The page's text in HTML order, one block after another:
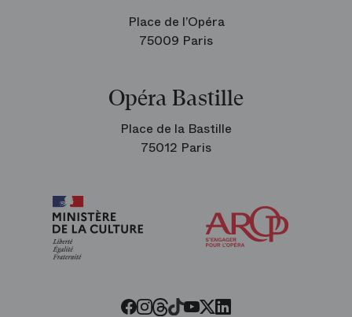
Place de l’Opéra
75009 Paris
Opéra Bastille
Place de la Bastille
75012 Paris
Facebook
Instagram
Threads
Tiktok
Youtube
Twitter
LinkedIn